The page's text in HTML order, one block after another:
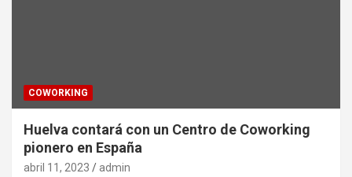
COWORKING
Huelva contará con un Centro de Coworking
pionero en España
abril 11, 2023 admin